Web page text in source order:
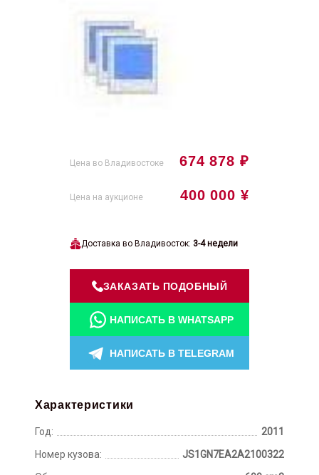
674 878 ₽
Цена во Владивостоке
400 000 ¥
Цена на аукционе
Доставка во Владивосток: 3-4 недели
ЗАКАЗАТЬ ПОДОБНЫЙ
НАПИСАТЬ В WHATSAPP
НАПИСАТЬ В TELEGRAM
Характеристики
Год:
2011
Номер кузова:
JS1GN7EA2A2100322